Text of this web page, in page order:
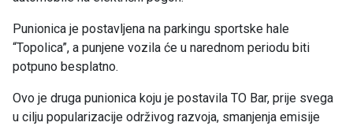
Punionica je postavljena na parkingu sportske hale
“Topolica”, a punjene vozila će u narednom periodu biti
potpuno besplatno.
Ovo je druga punionica koju je postavila TO Bar, prije svega
u cilju popularizacije održivog razvoja, smanjenja emisije